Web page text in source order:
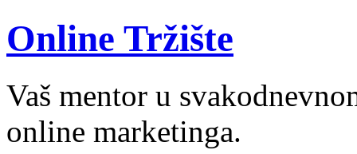
Online Tržište
Vaš mentor u
online marketinga.